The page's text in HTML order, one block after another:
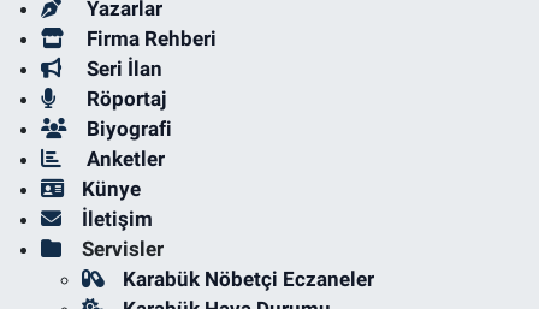
Yazarlar
Firma Rehberi
Seri İlan
Röportaj
Biyografi
Anketler
Künye
İletişim
Servisler
Karabük Nöbetçi Eczaneler